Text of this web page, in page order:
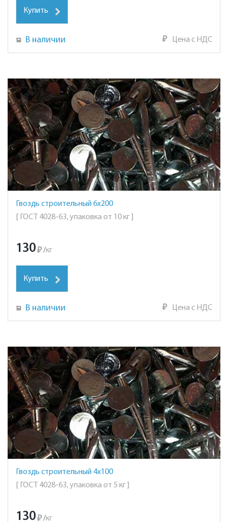
Купить
В наличии ₽ Цена с НДС
Гвоздь строительный 6х200
[ ГОСТ 4028-63, упаковка от 10 кг ]
130₽ /кг
Купить
В наличии ₽ Цена с НДС
Гвоздь строительный 4х100
[ ГОСТ 4028-63, упаковка от 5 кг ]
130₽ /кг